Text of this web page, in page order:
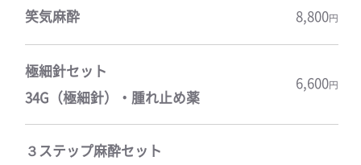
笑気麻酔 8,800円
極細針セット
34G（極細針）・腫れ止め薬
6,600円
３ステップ麻酔セット